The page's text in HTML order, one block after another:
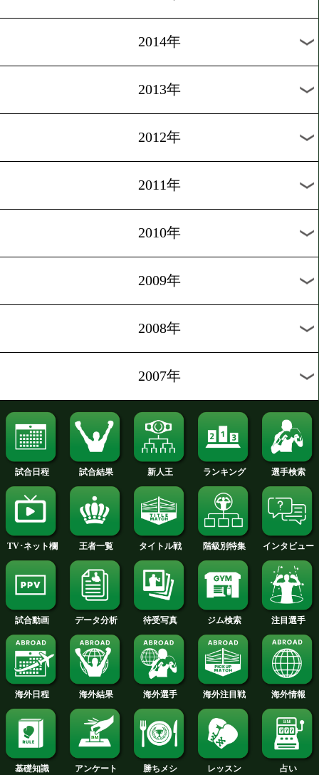
2022年
2021年
2019年
2017年
2016年
2015年
2014年
2013年
2012年
2011年